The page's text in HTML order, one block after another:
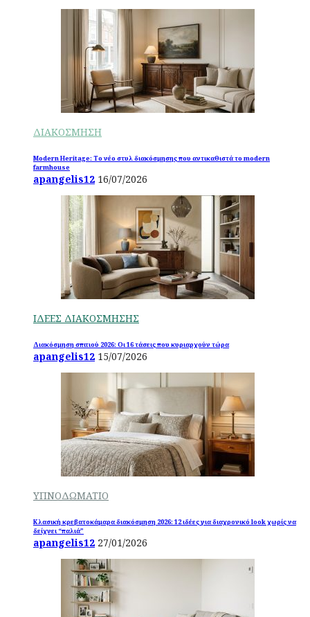
ΔΙΑΚΟΣΜΗΣΗ
Modern Heritage: Το νέο στυλ διακόσμησης που αντικαθιστά το modern
farmhouse
apangelis12 16/07/2026
ΙΔΕΕΣ ΔΙΑΚΟΣΜΗΣΗΣ
Διακόσμηση σπιτιού 2026: Οι 16 τάσεις που κυριαρχούν τώρα
apangelis12 15/07/2026
ΥΠΝΟΔΩΜΑΤΙΟ
Κλασική κρεβατοκάμαρα διακόσμηση 2026: 12 ιδέες για διαχρονικό look χωρίς να
δείχνει “παλιά”
apangelis12 27/01/2026